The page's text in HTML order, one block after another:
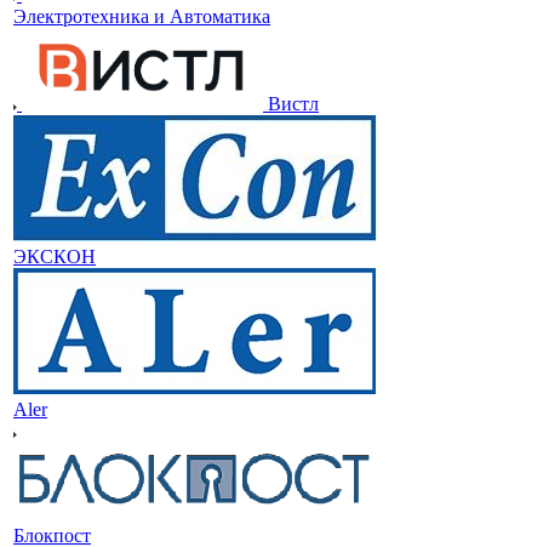
Электротехника и Автоматика
Вистл
ЭКСКОН
Aler
Блокпост